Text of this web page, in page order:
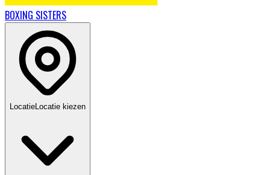
BOXING SISTERS
LocatieLocatie kiezen